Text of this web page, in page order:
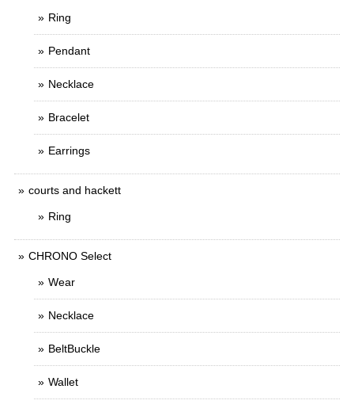
Ring
Pendant
Necklace
Bracelet
Earrings
courts and hackett
Ring
CHRONO Select
Wear
Necklace
BeltBuckle
Wallet